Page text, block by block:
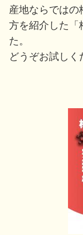
産地ならでは
方を紹介した「
た。
どうぞお試しく